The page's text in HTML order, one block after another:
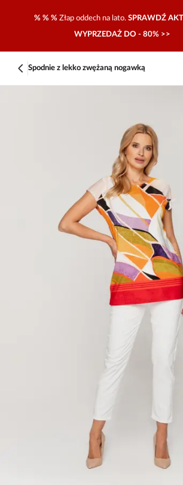
% % % Złap oddech na lato. SPRAWDŹ
WYPRZEDAŻ DO - 80% >>
Spodnie z lekko zwężaną nogawką